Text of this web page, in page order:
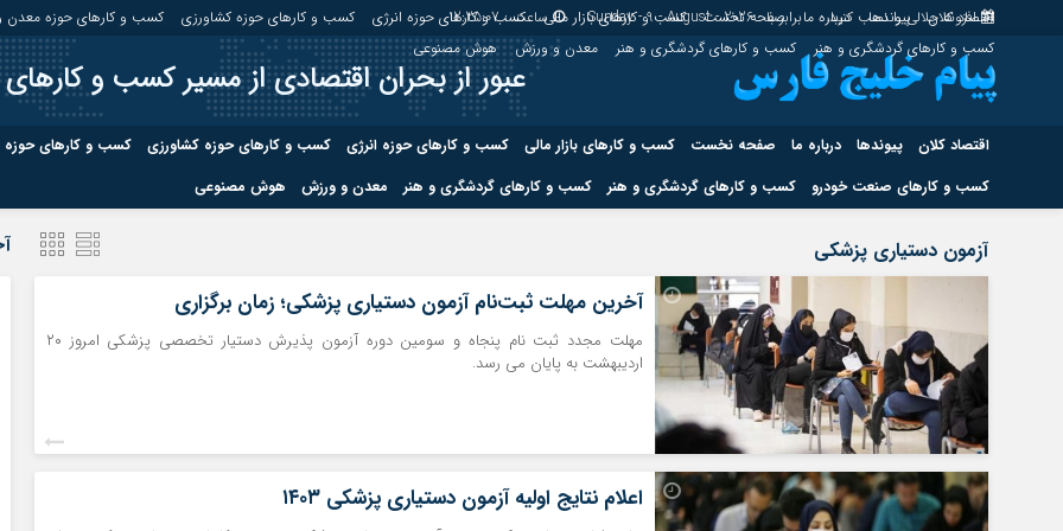
افزونه جلالی را نصب کنید. برابر با : Sunday - 9 - August - 2026 ساعت :12:25:07 اقتصاد کلان پیوندها درباره ما صفحه نخست کسب و کارهای بازار مالی کسب و کارهای حوزه انرژی کسب و کارهای حوزه کشاورزی کسب و کارهای حوزه معدن
کسب و کارهای گردشگری و هنر
کسب و کارهای گردشگری و هنر معدن و ورزش هوش مصنوعی
عبور از بحران اقتصادی از مسیر کسب و
اقتصاد کلان پیوندها درباره ما صفحه نخست کسب و کارهای بازار مالی کسب و کارهای حوزه انرژی کسب و کارهای حوزه کشاورزی
کسب و کارهای
کسب و کارهای صنعت خودرو
کسب و کارهای گردشگری و هنر کسب و کارهای گردشگری و هنر معدن و ورزش هوش مصنوعی
صفحه
کسب و کارهای حوزه انرژی کسب و کارهای حوزه کشاورزی کسب و کارهای حوزه معدن و
صنایع معدنی
کسب و
کسب و
هوش مصنوعی
آزمون دستیاری پزشکی
آخرین مهلت ثبت‌نام آزمون دستیاری پزشکی؛ زمان برگزاری
مهلت مجدد ثبت نام پنجاه و سومین دوره آزمون پذیرش دستیار تخصصی پزشکی امروز ۲۰
اردیبهشت به پایان می رسد.
اعلام نتایج اولیه آزمون دستیاری پزشکی ۱۴۰۳